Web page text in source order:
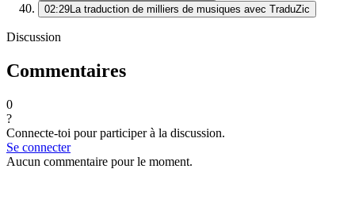
02:29La traduction de milliers de musiques avec TraduZic
Discussion
Commentaires
0
?
Connecte-toi pour participer à la discussion.
Se connecter
Aucun commentaire pour le moment.